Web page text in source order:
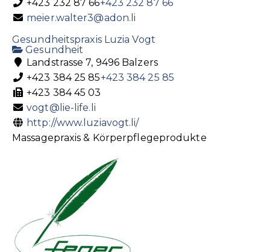
+423 232 87 66+423 232 87 66
meier.walter3@adon.li
Gesundheitspraxis Luzia Vogt
Gesundheit
Landstrasse 7, 9496 Balzers
+423 384 25 85+423 384 25 85
+423 384 45 03
vogt@lie-life.li
http://www.luziavogt.li/
Massagepraxis & Körperpflegeprodukte